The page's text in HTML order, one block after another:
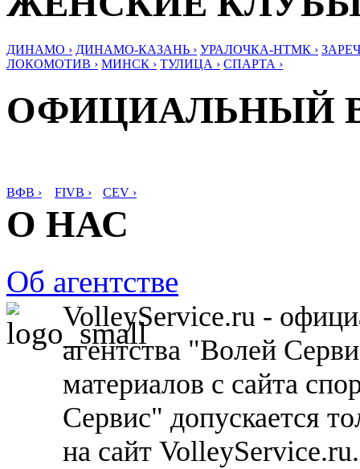
ДИНАМО › ДИНАМО-КАЗАНЬ › УРАЛОЧКА-НТМК ›
ЛОКОМОТИВ › МИНСК › ТУЛИЦА › СПАРТА ›
ОФИЦИАЛЬНЫЙ
ВФВ › FIVB › CEV ›
О НАС
Об агентстве
VolleyService.ru -
агентства "Волей
материалов с сайта
Сервис" допускается
на сайт